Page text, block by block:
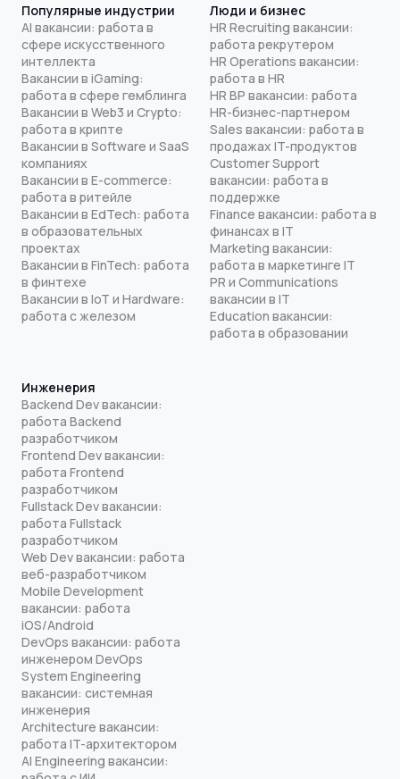
Популярные индустрии
AI вакансии: работа в
сфере искусственного
интеллекта
Вакансии в iGaming:
работа в сфере гемблинга
Вакансии в Web3 и Crypto:
работа в крипте
Вакансии в Software и SaaS
компаниях
Вакансии в E-commerce:
работа в ритейле
Вакансии в EdTech: работа
в образовательных
проектах
Вакансии в FinTech: работа
в финтехе
Вакансии в IoT и Hardware:
работа с железом
Люди и бизнес
HR Recruiting вакансии:
работа рекрутером
HR Operations вакансии:
работа в HR
HR BP вакансии: работа
HR-бизнес-партнером
Sales вакансии: работа в
продажах IT-продуктов
Customer Support
вакансии: работа в
поддержке
Finance вакансии: работа в
финансах в IT
Marketing вакансии:
работа в маркетинге IT
PR и Communications
вакансии в IT
Education вакансии:
работа в образовании
Инженерия
Backend Dev вакансии:
работа Backend
разработчиком
Frontend Dev вакансии:
работа Frontend
разработчиком
Fullstack Dev вакансии:
работа Fullstack
разработчиком
Web Dev вакансии: работа
веб-разработчиком
Mobile Development
вакансии: работа
iOS/Android
DevOps вакансии: работа
инженером DevOps
System Engineering
вакансии: системная
инженерия
Architecture вакансии:
работа IT-архитектором
AI Engineering вакансии: